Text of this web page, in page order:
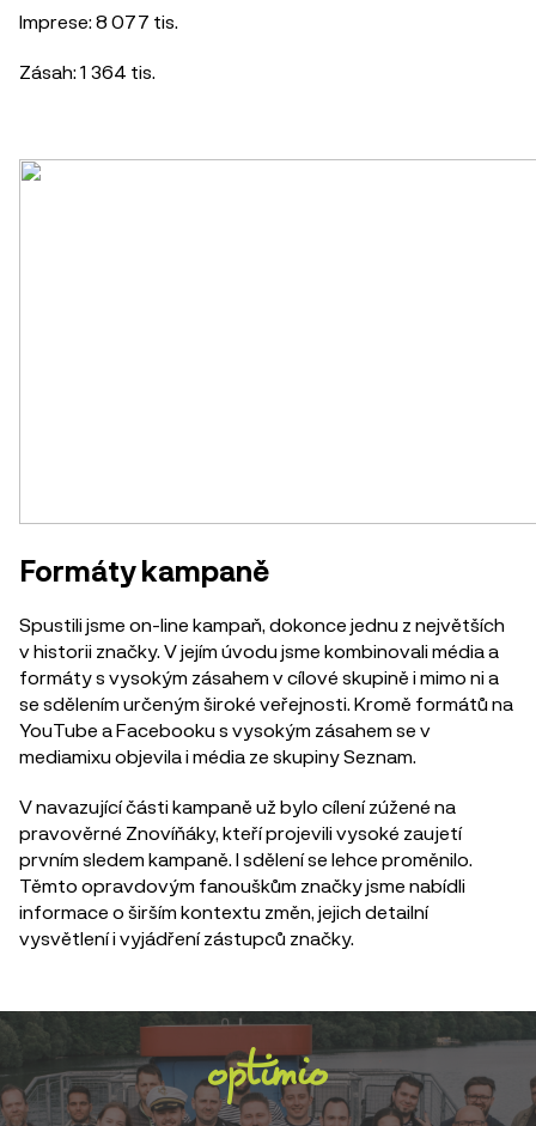
Imprese: 8 077 tis.
Zásah: 1 364 tis.
Formáty kampaně
Spustili jsme on-line kampaň, dokonce jednu z největších
v historii značky. V jejím úvodu jsme kombinovali média a
formáty s vysokým zásahem v cílové skupině i mimo ni a
se sdělením určeným široké veřejnosti. Kromě formátů na
YouTube a Facebooku s vysokým zásahem se v
mediamixu objevila i média ze skupiny Seznam.
V navazující části kampaně už bylo cílení zúžené na
pravověrné Znovíňáky, kteří projevili vysoké zaujetí
prvním sledem kampaně. I sdělení se lehce proměnilo.
Těmto opravdovým fanouškům značky jsme nabídli
informace o širším kontextu změn, jejich detailní
vysvětlení i vyjádření zástupců značky.